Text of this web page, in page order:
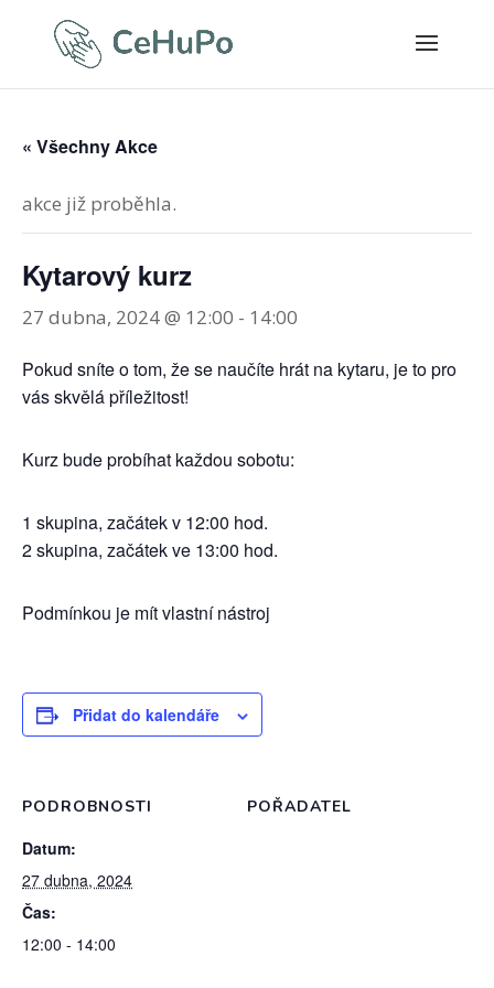
« Všechny Akce
akce již proběhla.
Kytarový kurz
27 dubna, 2024 @ 12:00 - 14:00
Pokud sníte o tom, že se naučíte hrát na kytaru, je to pro
vás skvělá příležitost!
Kurz bude probíhat každou sobotu:
1 skupina, začátek v 12:00 hod.
2 skupina, začátek ve 13:00 hod.
Podmínkou je mít vlastní nástroj
Přidat do kalendáře
PODROBNOSTI
Datum:
27 dubna, 2024
Čas:
12:00 - 14:00
POŘADATEL